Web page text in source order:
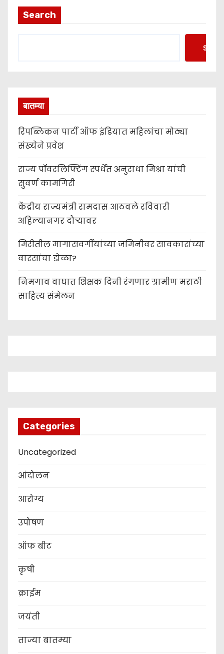
Search
बातम्या
रिपब्लिकन पार्टी ऑफ इंडियात महिलांचा मोठ्या
संख्येने प्रवेश
राज्य पॉवरलिफ्टिंग स्पर्धेत अनुराधा मिश्रा यांची
सुवर्ण कामगिरी
केंद्रीय राज्यमंत्री रामदास आठवले रविवारी
अहिल्यानगर दौऱ्यावर
मिरीतील मागासवर्गीयांच्या जमिनीवर सावकारांच्या
वारसांचा डोळा?
निमगाव वाघात शिक्षक दिनी रंगणार ग्रामीण मराठी
साहित्य संमेलन
Categories
Uncategorized
आंदोलन
आरोग्य
उपोषण
ऑफ बीट
कृषी
क्राईम
जयंती
ताज्या बातम्या